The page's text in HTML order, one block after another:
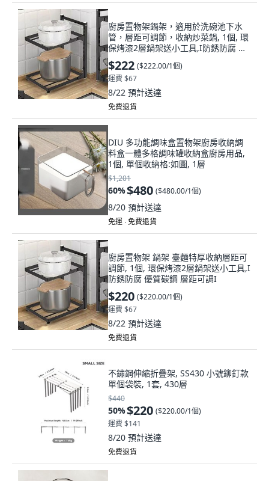
廚房置物架鍋架，適用於洗碗池下水
管，層距可調節，收納炒菜鍋, 1個, 環
保烤漆2層鍋架送小工具,I防銹防腐 優
質碳鋼 層距可調I
$222 ($222.00/1個)
運費 $67
8/22 預計送達
免費退貨
DIU 多功能調味盒置物架廚房收納調
料盒一體多格調味罐收納盒廚房用品,
1個, 單個收納格:如圖, 1層
$1,201
60%$480 ($480.00/1個)
8/20 預計送達
免運 ∙ 免費退貨
廚房置物架 鍋架 臺麵特厚收納層距可
調節, 1個, 環保烤漆2層鍋架送小工具,I
防銹防腐 優質碳鋼 層距可調I
$220 ($220.00/1個)
運費 $67
8/22 預計送達
免費退貨
不鏽鋼伸縮折疊架, SS430 小號鉚釘款
單個袋裝, 1套, 430層
$440
50%$220 ($220.00/1個)
運費 $141
8/20 預計送達
免費退貨